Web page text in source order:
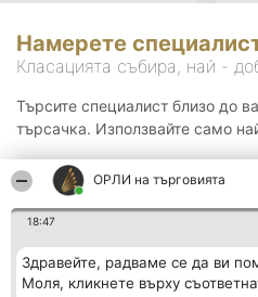
ОРЛИ на търговията
18:47
Здравейте, радваме се да ви
Моля, кликнете върху
Намерете
Класацията събира, най -
Търсите специалист близо до
търсачка. Използвайте само